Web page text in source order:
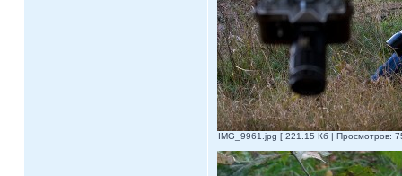
IMG_9961.jpg [ 221.15 Кб | Просмотров: